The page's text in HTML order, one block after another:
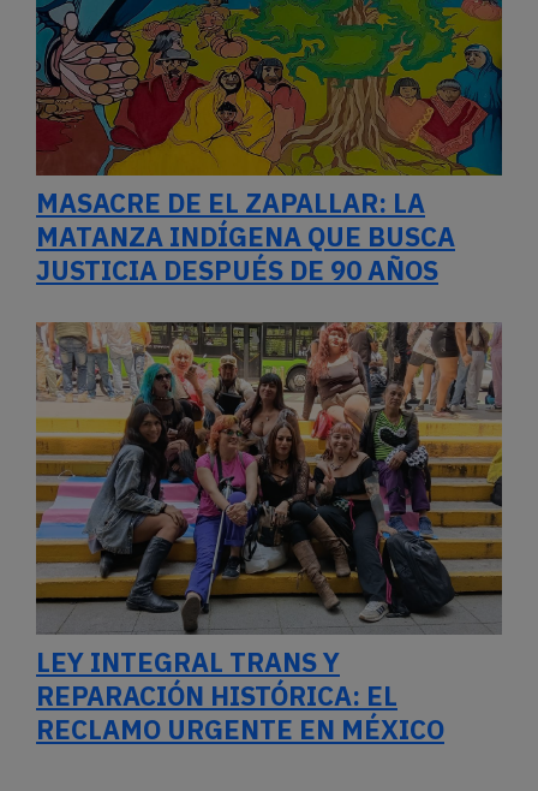
MASACRE DE EL ZAPALLAR: LA
MATANZA INDÍGENA QUE BUSCA
JUSTICIA DESPUÉS DE 90 AÑOS
LEY INTEGRAL TRANS Y
REPARACIÓN HISTÓRICA: EL
RECLAMO URGENTE EN MÉXICO